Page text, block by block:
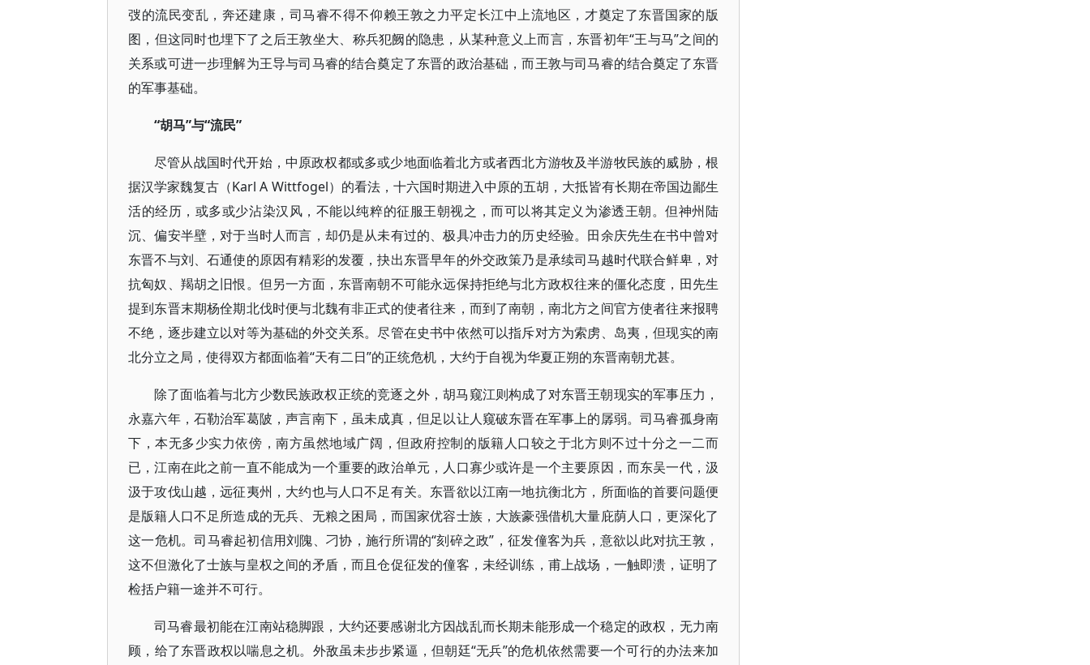
弢的流民变乱，奔还建康，司马睿不得不仰赖王敦之力平定长江中上流地区，才奠定了东晋国家的版
图，但这同时也埋下了之后王敦坐大、称兵犯阙的隐患，从某种意义上而言，东晋初年“王与马”之间的
关系或可进一步理解为王导与司马睿的结合奠定了东晋的政治基础，而王敦与司马睿的结合奠定了东晋
的军事基础。
“胡马”与“流民”
尽管从战国时代开始，中原政权都或多或少地面临着北方或者西北方游牧及半游牧民族的威胁，根
据汉学家魏复古（Karl A Wittfogel）的看法，十六国时期进入中原的五胡，大抵皆有长期在帝国边鄙生
活的经历，或多或少沾染汉风，不能以纯粹的征服王朝视之，而可以将其定义为渗透王朝。但神州陆
沉、偏安半壁，对于当时人而言，却仍是从未有过的、极具冲击力的历史经验。田余庆先生在书中曾对
东晋不与刘、石通使的原因有精彩的发覆，抉出东晋早年的外交政策乃是承续司马越时代联合鲜卑，对
抗匈奴、羯胡之旧恨。但另一方面，东晋南朝不可能永远保持拒绝与北方政权往来的僵化态度，田先生
提到东晋末期杨佺期北伐时便与北魏有非正式的使者往来，而到了南朝，南北方之间官方使者往来报聘
不绝，逐步建立以对等为基础的外交关系。尽管在史书中依然可以指斥对方为索虏、岛夷，但现实的南
北分立之局，使得双方都面临着“天有二日”的正统危机，大约于自视为华夏正朔的东晋南朝尤甚。
除了面临着与北方少数民族政权正统的竞逐之外，胡马窥江则构成了对东晋王朝现实的军事压力，
永嘉六年，石勒治军葛陂，声言南下，虽未成真，但足以让人窥破东晋在军事上的孱弱。司马睿孤身南
下，本无多少实力依傍，南方虽然地域广阔，但政府控制的版籍人口较之于北方则不过十分之一二而
已，江南在此之前一直不能成为一个重要的政治单元，人口寡少或许是一个主要原因，而东吴一代，汲
汲于攻伐山越，远征夷州，大约也与人口不足有关。东晋欲以江南一地抗衡北方，所面临的首要问题便
是版籍人口不足所造成的无兵、无粮之困局，而国家优容士族，大族豪强借机大量庇荫人口，更深化了
这一危机。司马睿起初信用刘隗、刁协，施行所谓的“刻碎之政”，征发僮客为兵，意欲以此对抗王敦，
这不但激化了士族与皇权之间的矛盾，而且仓促征发的僮客，未经训练，甫上战场，一触即溃，证明了
检括户籍一途并不可行。
司马睿最初能在江南站稳脚跟，大约还要感谢北方因战乱而长期未能形成一个稳定的政权，无力南
顾，给了东晋政权以喘息之机。外敌虽未步步紧逼，但朝廷“无兵”的危机依然需要一个可行的办法来加